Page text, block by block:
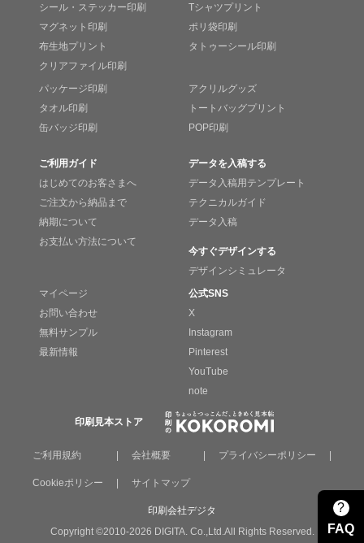
シール・ステッカー印刷
マグネット印刷
布生地プリント
クリアファイル印刷
Tシャツプリント
ポリ袋印刷
タトゥーシール印刷
パッケージ印刷
タオル印刷
缶バッジ印刷
アクリルグッズ
トートバッグプリント
POP印刷
ご利用ガイド
はじめてのお客さまへ
ご注文から納品まで
納期について
お支払い方法について
データを入稿する
データ入稿用テンプレート
テクニカルガイド
データ入稿
今すぐデザインする
デザインシミュレータ
マイページ
お問い合わせ
無料サンプル
最新情報
公式SNS
X
Instagram
Pinterest
YouTube
note
印刷見本ストア
ご利用規約 | 会社概要 | プライバシーポリシー |
Cookieポリシー | サイトマップ
印刷会社デジタ
Copyright ©2010-2026 DIGITA. Co.,Ltd.All Rights Reserved.
?
FAQ